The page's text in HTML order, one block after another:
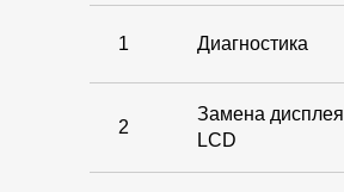
1 Диагностика
2
Замена дисплея
LCD